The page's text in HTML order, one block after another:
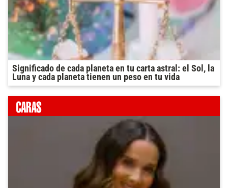
Significado de cada planeta en tu carta astral: el Sol, la
Luna y cada planeta tienen un peso en tu vida